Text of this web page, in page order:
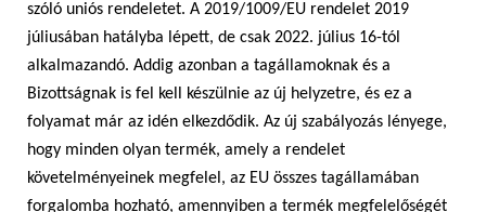
szóló uniós rendeletet. A 2019/1009/EU rendelet 2019
júliusában hatályba lépett, de csak 2022. július 16-tól
alkalmazandó. Addig azonban a tagállamoknak és a
Bizottságnak is fel kell készülnie az új helyzetre, és ez a
folyamat már az idén elkezdődik. Az új szabályozás lényege,
hogy minden olyan termék, amely a rendelet
követelményeinek megfelel, az EU összes tagállamában
forgalomba hozható, amennyiben a termék megfelelőségét